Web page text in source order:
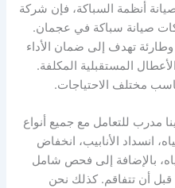
أنظمة السباكة، فإن شركة
صيانة سباكة في عجمان.
تهدف إلى ضمان الأداء
المستقبلية المكلفة.
مختلف الاحتياجات.
مدرب للتعامل مع جميع أنواع
انسداد الأنابيب، انخفاض
بالإضافة إلى فحص شامل
أن تتفاقم. كذلك نحن